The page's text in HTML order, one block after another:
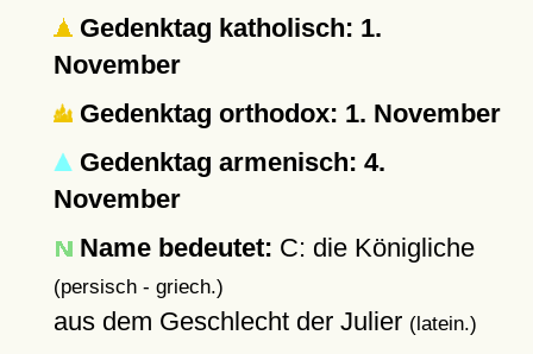
Gedenktag katholisch: 1.
November
Gedenktag orthodox: 1. November
Gedenktag armenisch: 4.
November
Name bedeutet: C: die Königliche
(persisch - griech.)
aus dem Geschlecht der Julier (latein.)